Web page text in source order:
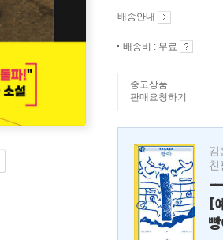
배송안내
배송비 : 무료
중고상품
판매요청하기
김
친
[